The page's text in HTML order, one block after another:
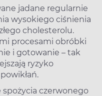
jadane regularnie
wysokiego ciśnienia
cholesterolu.
procesami obróbki
i gotowanie – tak
ryzyko
spożycia czerwonego